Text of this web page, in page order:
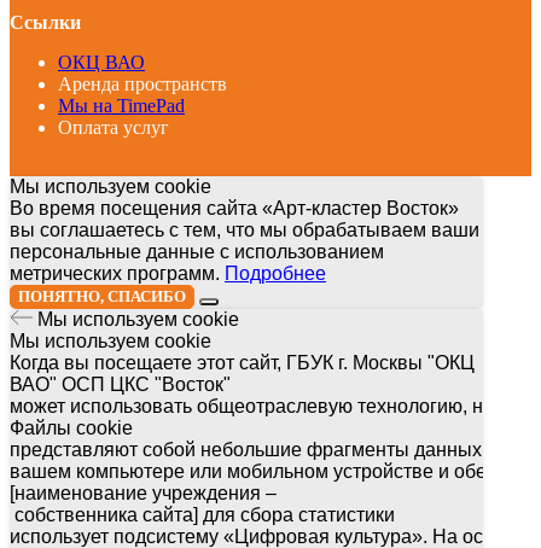
Ссылки
ОКЦ ВАО
Аренда пространств
Мы на TimePad
Оплата услуг
Мы используем cookie
Во время посещения сайта «Арт-кластер Восток»
вы соглашаетесь с тем, что мы обрабатываем ваши
персональные данные с использованием
метрических программ. Подробнее
ПОНЯТНО, СПАСИБО
Мы используем cookie
Мы используем cookie
Когда вы посещаете этот сайт, ГБУК г. Москвы "ОКЦ
ВАО" ОСП ЦКС "Восток"
может использовать общеотраслевую технологию,
Файлы cookie
представляют собой небольшие фрагменты данных,
вашем компьютере или мобильном устройстве и
[наименование учреждения –
собственника сайта] для сбора статистики
использует подсистему «Цифровая культура». На